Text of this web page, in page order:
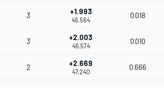
3 +1.993
46.564
0.018
3 +2.003
46.574
0.010
2 +2.669
47.240
0.666